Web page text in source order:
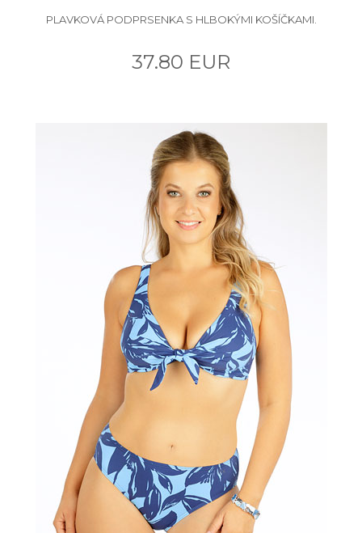
PLAVKOVÁ PODPRSENKA S HLBOKÝMI KOŠÍČKAMI.
37.80 EUR